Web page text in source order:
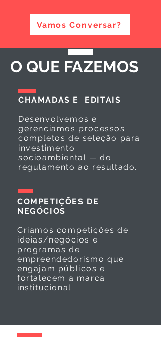
Vamos Conversar?
O QUE FAZEMOS
CHAMADAS E EDITAIS
Desenvolvemos e
gerenciamos processos
completos de seleção para
investimento
socioambiental — do
regulamento ao resultado.
COMPETIÇÕES DE
NEGÓCIOS
Criamos competições de
ideias/negócios e
programas de
empreendedorismo que
engajam públicos e
fortalecem a marca
institucional.